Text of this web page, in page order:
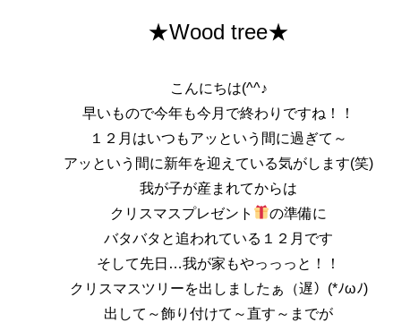
★Wood tree★
こんにちは(^^♪
早いもので今年も今月で終わりですね！！
１２月はいつもアッという間に過ぎて～
アッという間に新年を迎えている気がします(笑)
我が子が産まれてからは
クリスマスプレゼント
の準備に
バタバタと追われている１２月です
そして先日…我が家もやっっっと！！
クリスマスツリーを出しましたぁ（遅）(*ﾉωﾉ)
出して～飾り付けて～直す～までが